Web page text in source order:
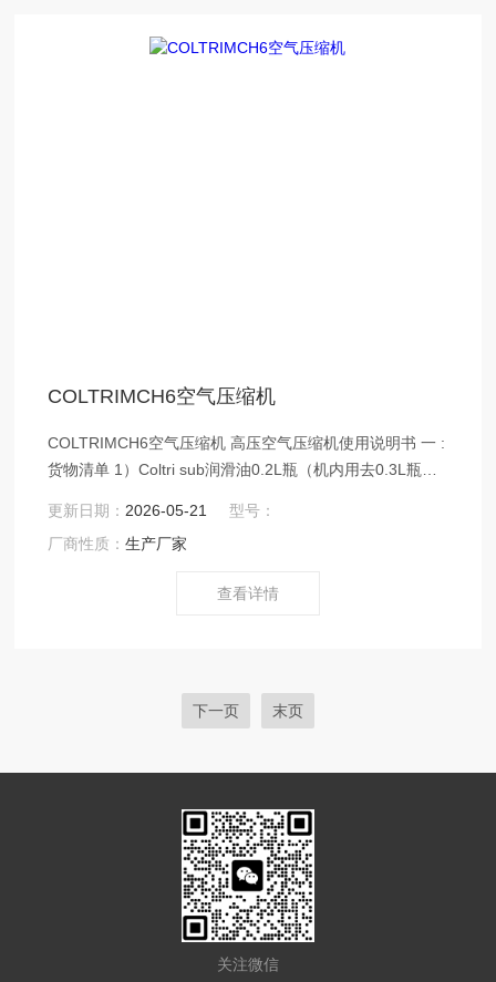
COLTRIMCH6空气压缩机
COLTRIMCH6空气压缩机 高压空气压缩机使用说明书 一 :
货物清单 1）Coltri sub润滑油0.2L瓶（机内用去0.3L瓶）
各一本
更新日期： 2026-05-21
型号：
厂商性质：生产厂家
查看详情
下一页 末页
关注微信